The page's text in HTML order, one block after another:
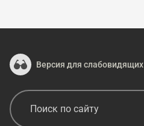
Версия для слабовидящих